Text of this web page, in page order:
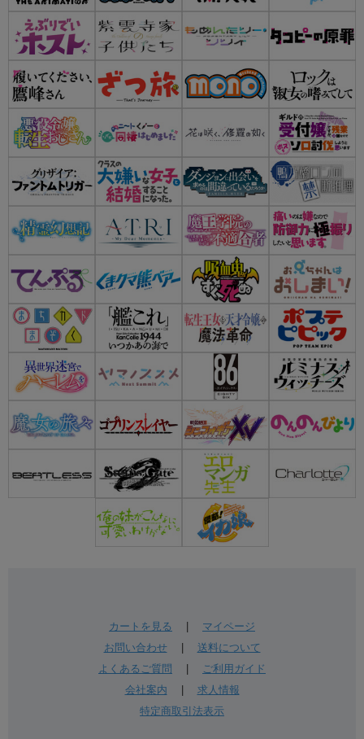
カートを見る
マイページ
お問い合わせ| 送料について
よくあるご質問
ご利用ガイド
会社案内
求人情報
特定商取引法表示